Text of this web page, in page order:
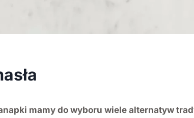
mamy do wyboru wiele alternatyw